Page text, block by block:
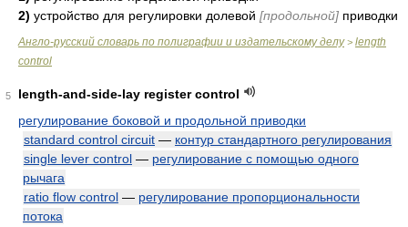
2) устройство для регулировки долевой [продольной] приводки
Англо-русский словарь по полиграфии и издательскому делу> length
control
5
length-and-side-lay register control
регулирование боковой и продольной приводки
standard control circuit — контур стандартного регулирования
single lever control — регулирование с помощью одного
рычага
ratio flow control — регулирование пропорциональности
потока